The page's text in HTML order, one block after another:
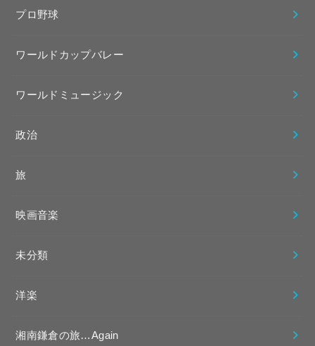
プロ野球
ワールドカップバレー
ワールドミュージック
政治
旅
映画音楽
未分類
洋楽
湘南鎌倉の旅…Again